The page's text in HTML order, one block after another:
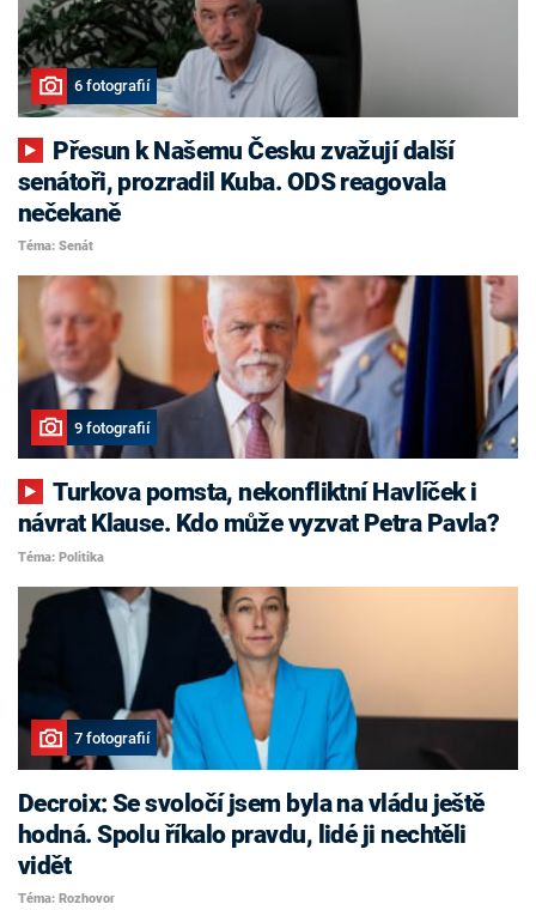
6 fotografií
senátoři, prozradil Kuba. ODS reagovala
nečekaně
Téma: Senát
9 fotografií
Turkova pomsta, nekonfliktní Havlíček i
návrat Klause. Kdo může vyzvat Petra Pavla?
Téma: Politika
7 fotografií
Decroix: Se svoločí jsem byla na vládu ještě
hodná. Spolu říkalo pravdu, lidé ji nechtěli
vidět
Téma: Rozhovor